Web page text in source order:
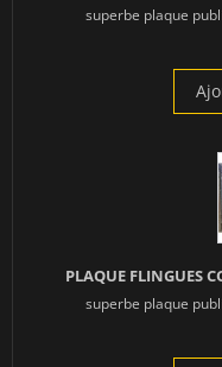
superbe plaque
PLAQUE FLINGUES
superbe plaque